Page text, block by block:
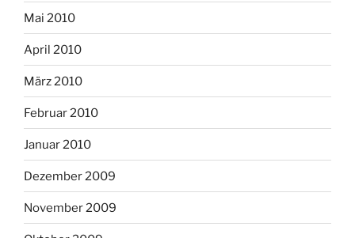
Mai 2010
April 2010
März 2010
Februar 2010
Januar 2010
Dezember 2009
November 2009